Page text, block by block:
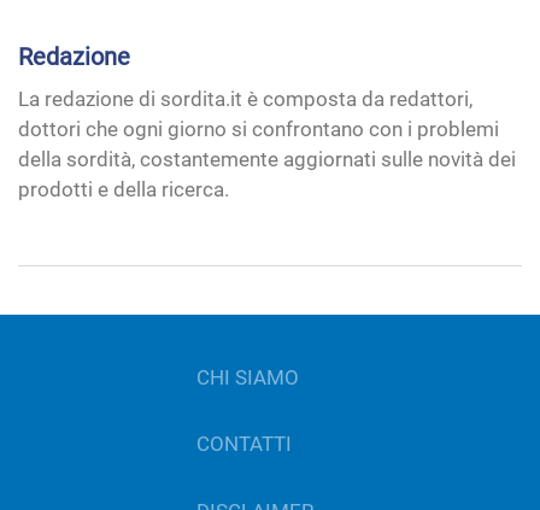
Redazione
La redazione di sordita.it è composta da redattori,
dottori che ogni giorno si confrontano con i problemi
della sordità, costantemente aggiornati sulle novità dei
prodotti e della ricerca.
CHI SIAMO
CONTATTI